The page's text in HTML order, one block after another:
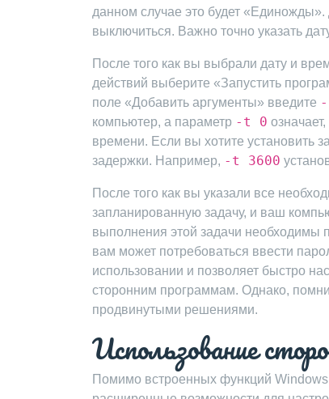
данном случае это будет
выключиться. Важно точно указать
После того как вы выбрали дату и
действий выберите «Запустить
поле «Добавить аргументы» введите
компьютер, а параметр -t 0
времени. Если вы хотите установить
задержки. Например, -t 3600
После того как вы указали все
запланированную задачу, и ваш
выполнения этой задачи необходимы
вам может потребоваться ввести
использовании и позволяет быстро
сторонним программам. Однако,
продвинутыми решениями.
Использование
Помимо встроенных функций